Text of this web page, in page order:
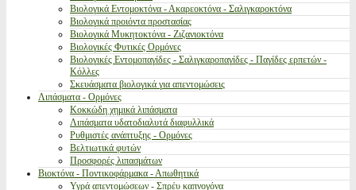
Βιολογικά Εντομοκτόνα - Ακαρεοκτόνα - Σαλιγκαροκτόνα
Βιολογικά προιόντα προστασίας
Βιολογικά Μυκητοκτόνα - Ζιζανιοκτόνα
Βιολογικές Φυτικές Ορμόνες
Βιολογικές Εντομοπαγίδες - Σαλιγκαροπαγίδες - Παγίδες ερπετών -
Κόλλες
Σκευάσματα βιολογικά για απεντομώσεις
Λιπάσματα - Ορμόνες
Κοκκώδη χημικά λιπάσματα
Λιπάσματα υδατοδιαλυτά διαφυλλικά
Ρυθμιστές ανάπτυξης - Ορμόνες
Βελτιωτικά φυτών
Προσφορές λιπασμάτων
Βιοκτόνα - Ποντικοφάρμακα - Απωθητικά
Υγρά απεντομώσεων - Σπρέυ καπνογόνα